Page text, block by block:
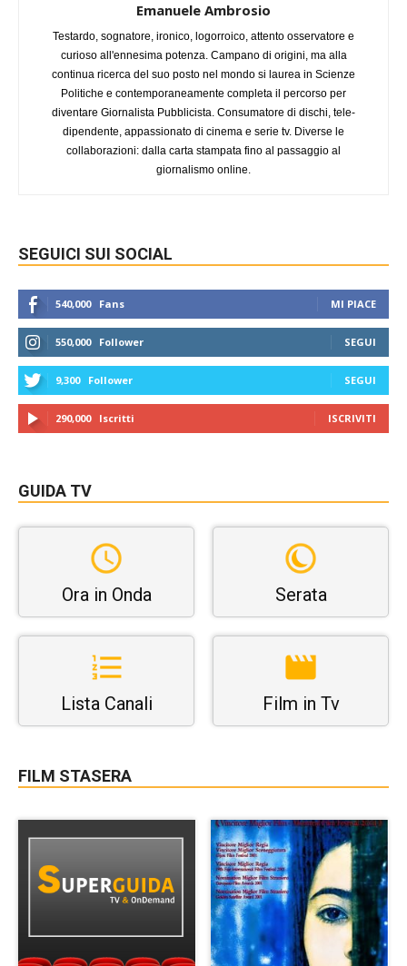
Emanuele Ambrosio
Testardo, sognatore, ironico, logorroico, attento osservatore e
curioso all'ennesima potenza. Campano di origini, ma alla
continua ricerca del suo posto nel mondo si laurea in Scienze
Politiche e contemporaneamente completa il percorso per
diventare Giornalista Pubblicista. Consumatore di dischi, tele-
dipendente, appassionato di cinema e serie tv. Diverse le
collaborazioni: dalla carta stampata fino al passaggio al
giornalismo online.
SEGUICI SUI SOCIAL
540,000 Fans MI PIACE
550,000 Follower SEGUI
9,300 Follower SEGUI
290,000 Iscritti ISCRIVITI
GUIDA TV
Ora in Onda Serata
Lista Canali Film in Tv
FILM STASERA